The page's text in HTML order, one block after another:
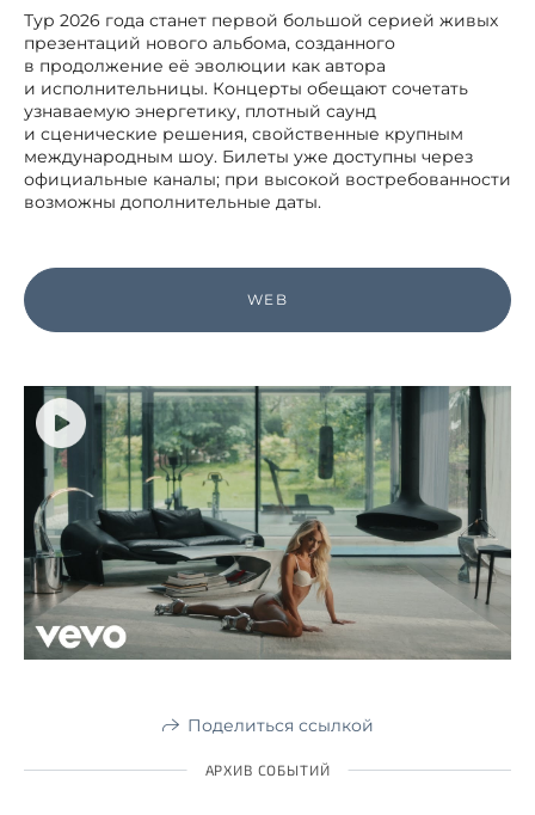
Тур 2026 года станет первой большой серией живых
презентаций нового альбома, созданного
в продолжение её эволюции как автора
и исполнительницы. Концерты обещают сочетать
узнаваемую энергетику, плотный саунд
и сценические решения, свойственные крупным
международным шоу. Билеты уже доступны через
официальные каналы; при высокой востребованности
возможны дополнительные даты.
WEB
Поделиться ссылкой
АРХИВ СОБЫТИЙ